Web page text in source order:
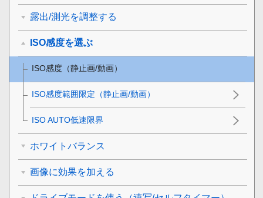
露出/測光を調整する
ISO感度を選ぶ
ISO感度 （静止画/動画）
ISO感度範囲限定 （静止画/動画）
ISO AUTO低速限界
ホワイトバランス
画像に効果を加える